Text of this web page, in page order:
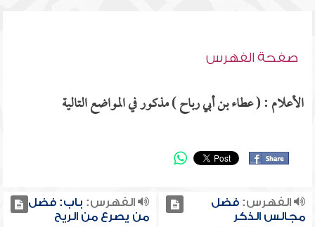
صفحة الفهرس
الأعلام : ( عطاء بن أبي رباح ) مذكور في المواضع التالية
الفهرس:فضل
مجالس الذكر
الفهرس: باب: فضل
من يصرع من الريح